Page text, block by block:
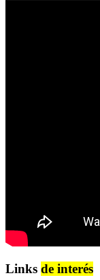
Links de interés